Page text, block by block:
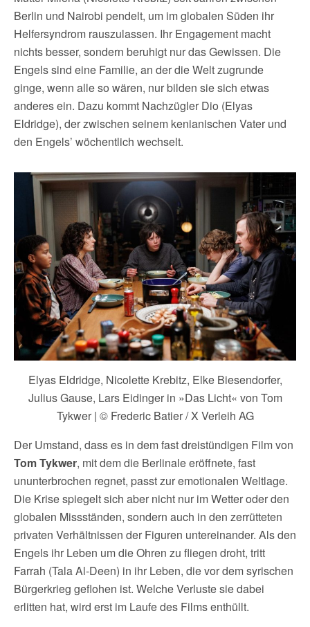
Berlin und Nairobi pendelt, um im globalen Süden ihr
Helfersyndrom rauszulassen. Ihr Engagement macht
nichts besser, sondern beruhigt nur das Gewissen. Die
Engels sind eine Familie, an der die Welt zugrunde
ginge, wenn alle so wären, nur bilden sie sich etwas
anderes ein. Dazu kommt Nachzügler Dio (Elyas
Eldridge), der zwischen seinem kenianischen Vater und
den Engels’ wöchentlich wechselt.
Elyas Eldridge, Nicolette Krebitz, Elke Biesendorfer,
Julius Gause, Lars Eidinger in »Das Licht« von Tom
Tykwer | © Frederic Batier / X Verleih AG
Der Umstand, dass es in dem fast dreistündigen Film von
Tom Tykwer, mit dem die Berlinale eröffnete, fast
ununterbrochen regnet, passt zur emotionalen Weltlage.
Die Krise spiegelt sich aber nicht nur im Wetter oder den
globalen Missständen, sondern auch in den zerrütteten
privaten Verhältnissen der Figuren untereinander. Als den
Engels ihr Leben um die Ohren zu fliegen droht, tritt
Farrah (Tala Al-Deen) in ihr Leben, die vor dem syrischen
Bürgerkrieg geflohen ist. Welche Verluste sie dabei
erlitten hat, wird erst im Laufe des Films enthüllt.